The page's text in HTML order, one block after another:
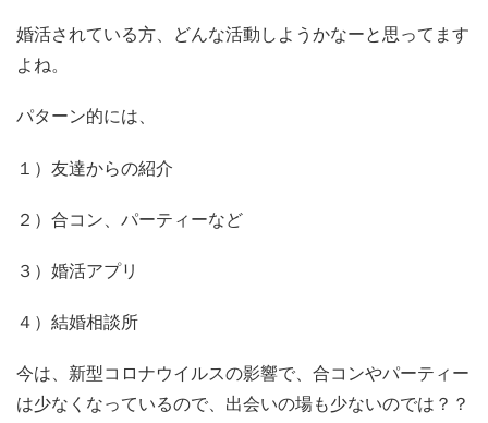
婚活されている方、どんな活動しようかなーと思ってます
よね。
パターン的には、
１）友達からの紹介
２）合コン、パーティーなど
３）婚活アプリ
４）結婚相談所
今は、新型コロナウイルスの影響で、合コンやパーティー
は少なくなっているので、出会いの場も少ないのでは？？